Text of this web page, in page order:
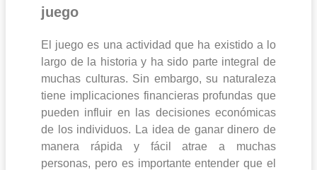
juego
El juego es una actividad que ha existido a lo
largo de la historia y ha sido parte integral de
muchas culturas. Sin embargo, su naturaleza
tiene implicaciones financieras profundas que
pueden influir en las decisiones económicas
de los individuos. La idea de ganar dinero de
manera rápida y fácil atrae a muchas
personas, pero es importante entender que el